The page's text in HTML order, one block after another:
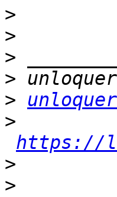
>
>
>
>
>
>
https://
>
>